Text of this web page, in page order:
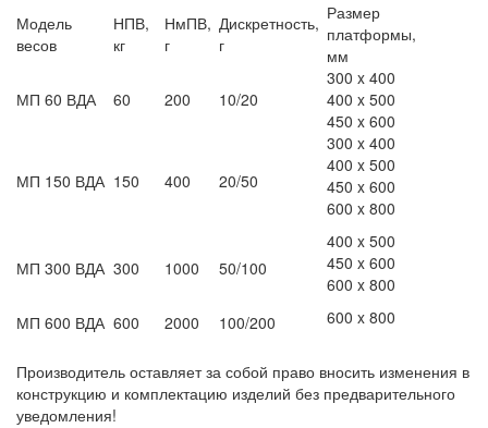
Модель
весов
НПВ,
кг
НмПВ,
г
Дискретность,
г
Размер
платформы,
мм
МП 60 ВДА
60 200 10/20
300 x 400
400 x 500
450 x 600
МП 150 ВДА 150 400 20/50
300 x 400
400 x 500
450 x 600
600 x 800
МП 300 ВДА 300 1000 50/100
400 x 500
450 x 600
600 x 800
МП 600 ВДА 600 2000 100/200 600 x 800
Производитель оставляет за собой право вносить изменения в
конструкцию и комплектацию изделий без предварительного
уведомления!